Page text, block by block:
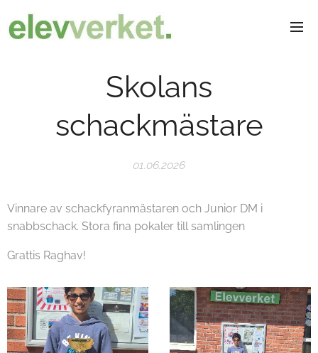
Skolans
schackmästare
01.06.2026
Vinnare av schackfyranmästaren och Junior DM i
snabbschack. Stora fina pokaler till samlingen
Grattis Raghav!